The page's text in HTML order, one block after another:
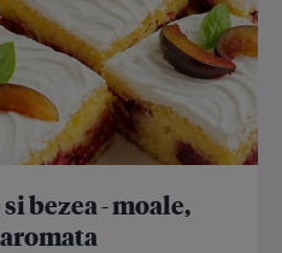
bezea - moale,